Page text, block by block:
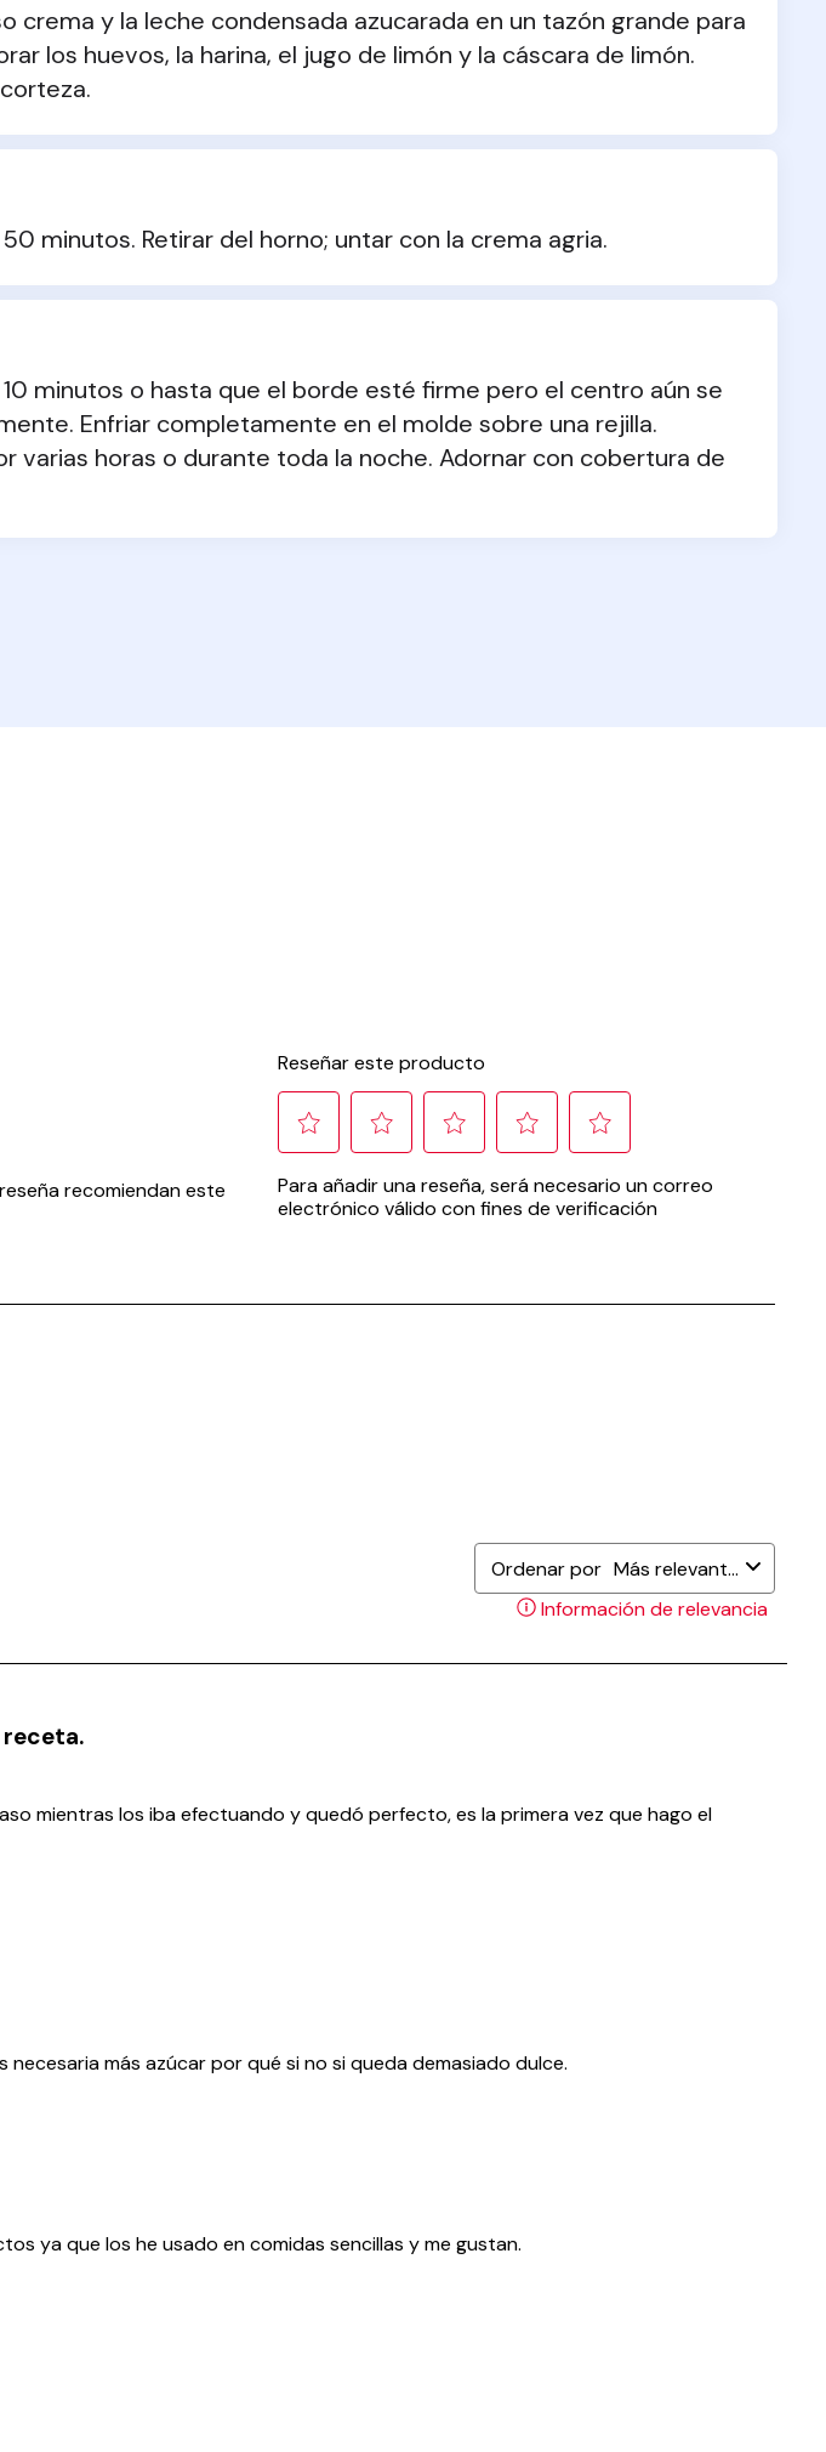
crema y la leche condensada azucarada en un tazón grande para
los huevos, la harina, el jugo de limón y la cáscara de limón.
minutos. Retirar del horno; untar con la crema agria.
minutos o hasta que el borde esté firme pero el centro aún se
Enfriar completamente en el molde sobre una rejilla.
varias horas o durante toda la noche. Adornar con cobertura de